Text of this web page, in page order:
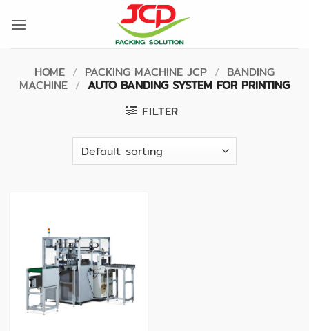
HOME / PACKING MACHINE JCP / BANDING
MACHINE / AUTO BANDING SYSTEM FOR PRINTING
FILTER